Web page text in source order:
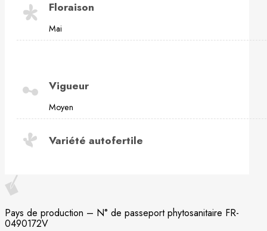
Floraison
Mai
Vigueur
Moyen
Variété autofertile
Pays de production – N° de passeport phytosanitaire FR-
0490172V